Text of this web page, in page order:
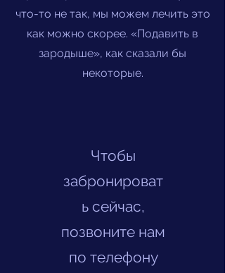
что-то не так, мы можем лечить это
как можно скорее. «Подавить в
зародыше», как сказали бы
некоторые.
Чтобы
забронироват
ь сейчас,
позвоните нам
по телефону